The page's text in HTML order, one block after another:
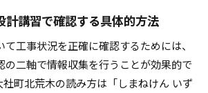
計講習で確認する具体的方法
工事状況を正確に確認するためには、
の二軸で情報収集を行うことが効果的で
社町北荒木の読み方は「しまねけん いず